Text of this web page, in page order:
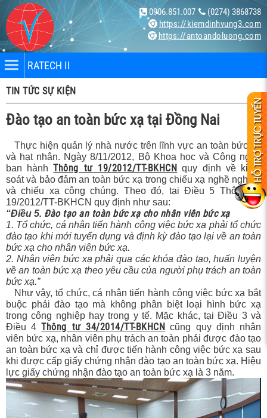
(0274) 3868738
0906.851.007
https://kiemdinhvung3.com
https://antoandoluong.com
X-
xạ,
RATECH II
TIN TỨC SỰ KIỆN
Đào tạo an toàn bức xạ tại Đồng Nai
Thực hiện quản lý nhà nước trên lĩnh vực an toàn bức xạ
và hạt nhân. Ngày 8/11/2012, Bộ Khoa học và Công nghệ
ban hànhThông tư 19/2012/TT-BKHCN quy định về kiểm
soát và bảo đảm an toàn bức xạ trong chiếu xạ nghề nghiệp
và chiếu xạ công chúng. Theo đó, tại Điều 5 Thông tư
19/2012/TT-BKHCN quy định như sau:
“Điều 5. Đào tạo an toàn bức xạ cho nhân viên bức xạ
1. Tổ chức, cá nhân tiến hành công việc bức xạ phải tổ chức
đào tạo khi mới tuyển dụng và định kỳ đào tạo lại về an toàn
bức xạ cho nhân viên bức xạ.
2. Nhân viên bức xạ phải qua các khóa đào tạo, huấn luyện
về an toàn bức xạ theo yêu cầu của người phụ trách an toàn
bức xạ.”
Như vậy, tổ chức, cá nhân tiến hành công việc bức xạ bắt
buộc phải đào tạo mà không phân biệt loại hình bức xạ
trong công nghiệp hay trong y tế. Mặc khác, tại Điều 3 và
Điều 4Thông tư 34/2014/TT-BKHCN cũng quy định nhân
viên bức xạ, nhân viên phụ trách an toàn phải được đào tạo
an toàn bức xạ và chỉ được tiến hành công việc bức xạ sau
khi được cấp giấy chứng nhận đào tạo an toàn bức xạ. Hiệu
lực giấy chứng nhận đào tạo an toàn bức xạ là 3 năm.